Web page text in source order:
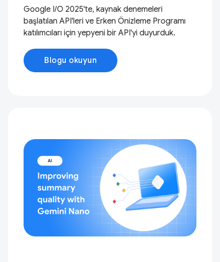
Google I/O 2025'te, kaynak denemeleri
başlatılan API'leri ve Erken Önizleme Programı
katılımcıları için yepyeni bir API'yi duyurduk.
Blogu okuyun